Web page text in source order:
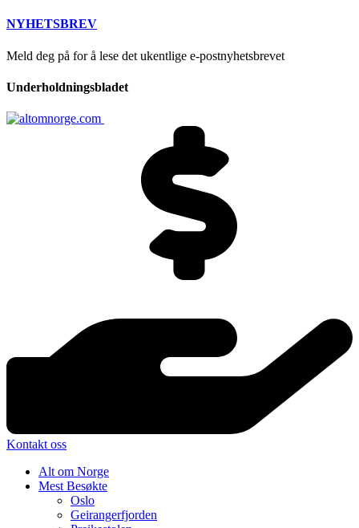
NYHETSBREV
Meld deg på for å lese det ukentlige e-postnyhetsbrevet
Underholdningsbladet
Kontakt oss
Alt om Norge
Mest Besøkte
Oslo
Geirangerfjorden